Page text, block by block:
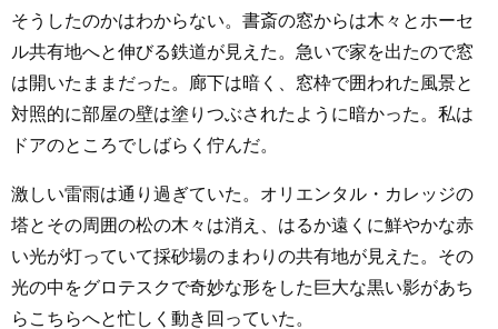
そうしたのかはわからない。書斎の窓からは木々とホーセ
ル共有地へと伸びる鉄道が見えた。急いで家を出たので窓
は開いたままだった。廊下は暗く、窓枠で囲われた風景と
対照的に部屋の壁は塗りつぶされたように暗かった。私は
ドアのところでしばらく佇んだ。
激しい雷雨は通り過ぎていた。オリエンタル・カレッジの
塔とその周囲の松の木々は消え、はるか遠くに鮮やかな赤
い光が灯っていて採砂場のまわりの共有地が見えた。その
光の中をグロテスクで奇妙な形をした巨大な黒い影があち
らこちらへと忙しく動き回っていた。